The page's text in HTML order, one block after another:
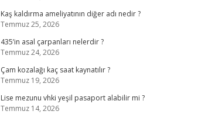
Kaş kaldırma ameliyatının diğer adı nedir ?
Temmuz 25, 2026
435’in asal çarpanları nelerdir ?
Temmuz 24, 2026
Çam kozalağı kaç saat kaynatılır ?
Temmuz 19, 2026
Lise mezunu vhki yeşil pasaport alabilir mi ?
Temmuz 14, 2026